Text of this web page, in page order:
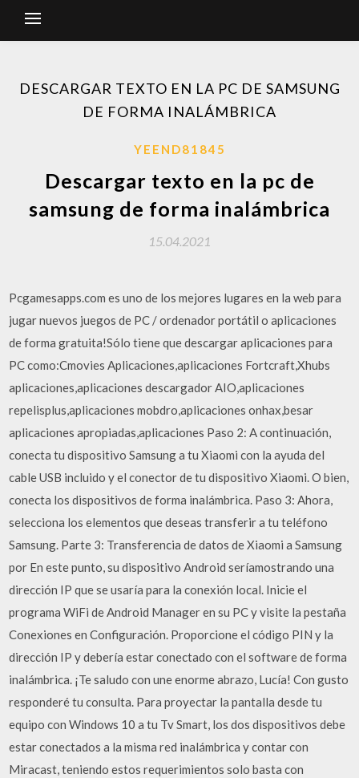
DESCARGAR TEXTO EN LA PC DE SAMSUNG
DE FORMA INALÁMBRICA
YEEND81845
Descargar texto en la pc de
samsung de forma inalámbrica
15.04.2021
Pcgamesapps.com es uno de los mejores lugares en la web para
jugar nuevos juegos de PC / ordenador portátil o aplicaciones
de forma gratuita!Sólo tiene que descargar aplicaciones para
PC como:Cmovies Aplicaciones,aplicaciones Fortcraft,Xhubs
aplicaciones,aplicaciones descargador AIO,aplicaciones
repelisplus,aplicaciones mobdro,aplicaciones onhax,besar
aplicaciones apropiadas,aplicaciones Paso 2: A continuación,
conecta tu dispositivo Samsung a tu Xiaomi con la ayuda del
cable USB incluido y el conector de tu dispositivo Xiaomi. O bien,
conecta los dispositivos de forma inalámbrica. Paso 3: Ahora,
selecciona los elementos que deseas transferir a tu teléfono
Samsung. Parte 3: Transferencia de datos de Xiaomi a Samsung
por En este punto, su dispositivo Android seríamostrando una
dirección IP que se usaría para la conexión local. Inicie el
programa WiFi de Android Manager en su PC y visite la pestaña
Conexiones en Configuración. Proporcione el código PIN y la
dirección IP y debería estar conectado con el software de forma
inalámbrica. ¡Te saludo con une enorme abrazo, Lucía! Con gusto
responderé tu consulta. Para proyectar la pantalla desde tu
equipo con Windows 10 a tu Tv Smart, los dos dispositivos debe
estar conectados a la misma red inalámbrica y contar con
Miracast, teniendo estos requerimientos solo basta con